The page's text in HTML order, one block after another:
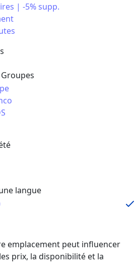
| -5% supp.
Groupes
langue
emplacement peut influencer
prix, la disponibilité et la